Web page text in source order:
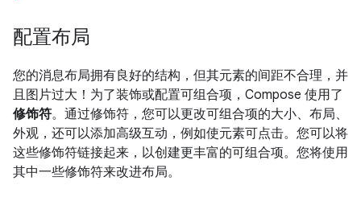
配置布局
您的消息布局拥有良好的结构，但其元素的间距不合理，并
且图片过大！为了装饰或配置可组合项，Compose 使用了
修饰符。通过修饰符，您可以更改可组合项的大小、布局、
外观，还可以添加高级互动，例如使元素可点击。您可以将
这些修饰符链接起来，以创建更丰富的可组合项。您将使用
其中一些修饰符来改进布局。